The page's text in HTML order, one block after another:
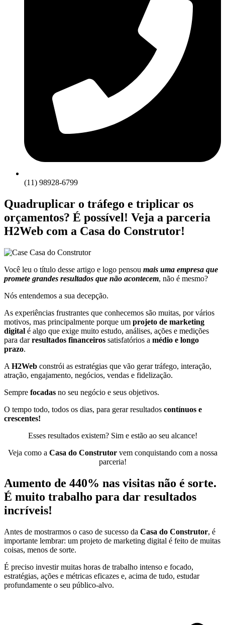
(11) 98928-6799
Quadruplicar o tráfego e triplicar os
orçamentos? É possível! Veja a parceria
H2Web com a Casa do Construtor!
Você leu o título desse artigo e logo pensou mais uma empresa que
promete grandes resultados que não acontecem, não é mesmo?
Nós entendemos a sua decepção.
As experiências frustrantes que conhecemos são muitas, por vários
motivos, mas principalmente porque um projeto de marketing
digital é algo que exige muito estudo, análises, ações e medições
para darresultados financeiros satisfatórios a médio e longo
prazo.
A H2Web constrói as estratégias que vão gerar tráfego, interação,
atração, engajamento, negócios, vendas e fidelização.
Sempre focadas no seu negócio e seus objetivos.
O tempo todo, todos os dias, para gerar resultados contínuos e
crescentes!
Esses resultados existem? Sim e estão ao seu alcance!
Veja como a Casa do Construtorvem conquistando com a nossa
parceria!
Aumento de 440% nas visitas não é sorte.
É muito trabalho para dar resultados
incríveis!
Antes de mostrarmos o caso de sucesso da Casa do Construtor, é
importante lembrar: um projeto de marketing digital é feito de muitas
coisas, menos de sorte.
É preciso investir muitas horas de trabalho intenso e focado,
estratégias, ações e métricas eficazes e, acima de tudo, estudar
profundamente o seu público-alvo.